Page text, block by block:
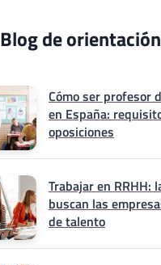
Blog de
Cómo ser profesor
en España:
oposiciones
Trabajar en RRHH:
buscan las
de talento